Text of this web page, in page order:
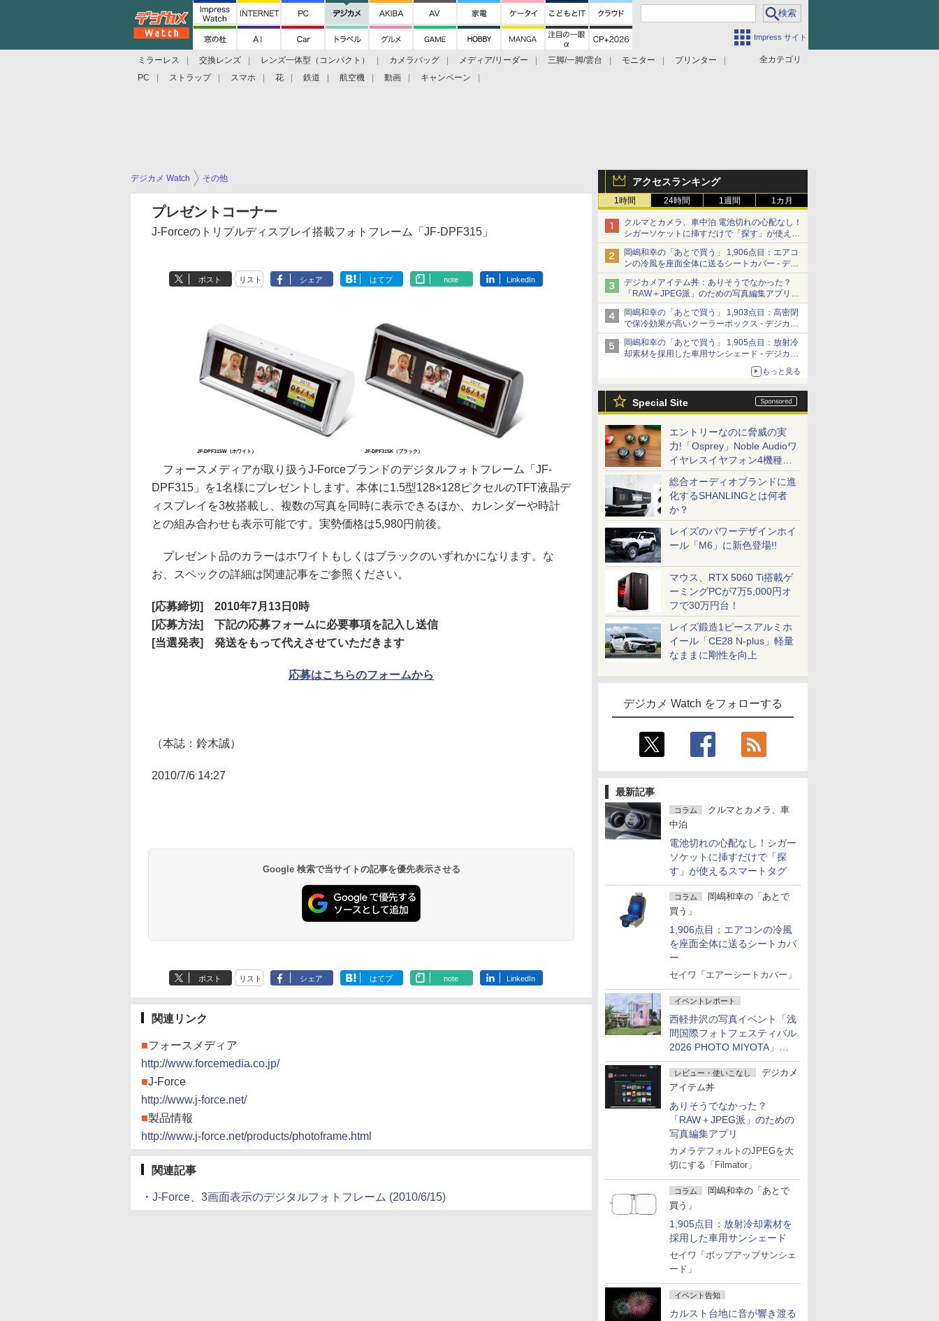
Impress サイト
全カテゴリ
ミラーレス 交換レンズ レンズ一体型（コンパクト） カメラバッグ メディア/リーダー 三脚/一脚/雲台 モニター
プリンター
PC
ストラップ スマホ 花 鉄道 航空機 動画 キャンペーン
アクセスランキング
1時間 24時間 1週間 1カ月
クルマとカメラ、車中泊 電池切れの心配なし！
シガーソケットに挿すだけで「探す」が使える
スマートタグ - デジカメ Watch
岡嶋和幸の「あとで買う」 1,906点目：エアコ
ンの冷風を座面全体に送るシートカバー - デジ
カメ Watch
デジカメアイテム丼：ありそうでなかった？
「RAW＋JPEG派」のための写真編集アプリ
カメラデフォルトのJPEGを大切にする
「Filmator」
岡嶋和幸の「あとで買う」 1,903点目：高密閉
で保冷効果が高いクーラーボックス - デジカメ
Watch
岡嶋和幸の「あとで買う」 1,905点目：放射冷
却素材を採用した車用サンシェード - デジカメ
もっと見る
Special Site
エントリーなのに脅威の実
力!「Osprey」Noble Audioワ
イヤレスイヤフォン4機種を
一気に聴く
総合オーディオブランドに進
化するSHANLINGとは何者
か？
レイズのパワーデザインホイ
ール「M6」に新色登場!!
マウス、RTX 5060 Ti搭載ゲ
ーミングPCが7万5,000円オ
フで30万円台！
レイズ鍛造1ピースアルミホ
イール「CE28 N-plus」軽量
なままに剛性を向上
デジカメ Watch をフォローする
最新記事
コラム
クルマとカメラ、車
中泊
電池切れの心配なし！シガー
ソケットに挿すだけで「探
す」が使えるスマートタグ
コラム
岡嶋和幸の「あとで
買う」
1,906点目：エアコンの冷風
を座面全体に送るシートカバ
ー
セイワ「エアーシートカバー」
イベントレポート
西軽井沢の写真イベント「浅
間国際フォトフェスティバル
2026 PHOTO MIYOTA」が
開幕
レビュー・使いこなし
デジカメ
アイテム丼
ありそうでなかった？
「RAW＋JPEG派」のための
写真編集アプリ
カメラデフォルトのJPEGを大
切にする「Filmator」
コラム
岡嶋和幸の「あとで
買う」
1,905点目：放射冷却素材を
採用した車用サンシェード
セイワ「ポップアップサンシェ
ード」
イベント告知
カルスト台地に音が響き渡る
デジカメ Watch その他
プレゼントコーナー
J-Forceのトリプルディスプレイ搭載フォトフレーム「JF-DPF315」
ポスト リスト シェア はてブ note LinkedIn
JF-DPF315W（ホワイト） JF-DPF315K（ブラック）
フォースメディアが取り扱うJ-Forceブランドのデジタルフォトフレーム「JF-
DPF315」を1名様にプレゼントします。本体に1.5型128×128ピクセルのTFT液晶デ
ィスプレイを3枚搭載し、複数の写真を同時に表示できるほか、カレンダーや時計
との組み合わせも表示可能です。実勢価格は5,980円前後。
プレゼント品のカラーはホワイトもしくはブラックのいずれかになります。な
お、スペックの詳細は関連記事をご参照ください。
[応募締切] 2010年7月13日0時
[応募方法] 下記の応募フォームに必要事項を記入し送信
[当選発表] 発送をもって代えさせていただきます
応募はこちらのフォームから
（本誌：鈴木誠）
2010/7/6 14:27
Google 検索で当サイトの記事を優先表示させる
ポスト リスト シェア はてブ note LinkedIn
関連リンク
■フォースメディア
http://www.forcemedia.co.jp/
■J-Force
http://www.j-force.net/
■製品情報
http://www.j-force.net/products/photoframe.html
関連記事
・ J-Force、3画面表示のデジタルフォトフレーム (2010/6/15)